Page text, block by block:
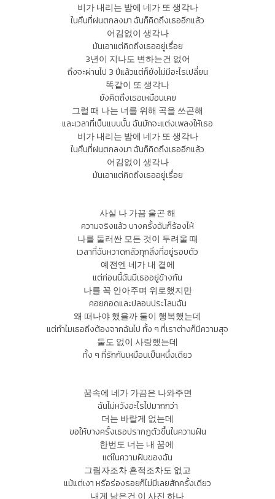
비가 내리는 밤에 네가 또 생각나
ในคืนที่ฝนตกลงมา ฉันก็คิดถึงเธออีกแล้ว
어김없이 생각나
มันเอาแต่คิดถึงเธออยู่เรื่อย
3년이 지나도 변하는건 없어
ถึงจะผ่านไป 3 ปีแล้วแต่ก็ยังไม่มีอะไรเปลี่ยน
똑같이 또 생각나
ยังคิดถึงเธอเหมือนเคย
그럴 때 나는 너를 위해 곡을 쓰곤해
และเวลาที่เป็นแบบนั้น ฉันมักจะแต่งเพลงให้เธอ
비가 내리는 밤에 네가 또 생각나
ในคืนที่ฝนตกลงมา ฉันก็คิดถึงเธออีกแล้ว
어김없이 생각나
มันเอาแต่คิดถึงเธออยู่เรื่อย
사실 나 가끔 울곤 해
ความจริงแล้ว บางครั้งฉันก็ร้องไห้
나를 둘러싼 모든 것이 두려울 때
เวลาที่ฉันหวาดกลัวทุกสิ่งที่อยู่รอบตัว
예전엔 네가 내 곁에
แต่ก่อนนี้ฉันมีเธออยู่ข้างกัน
나를 꼭 안아주며 위로했지만
คอยกอดและปลอบประโลมฉัน
왜 떠나야 했을까 둘이 행복했는데
แต่ทำไมเธอถึงต้องจากฉันไป ทั้ง ๆ ที่เราต่างก็มีความสุจ
둘도 없이 사랑했는데
ทั้ง ๆ ที่รักกันเหมือนเป็นหนึ่งเดียว
꿈속에 네가 가끔은 나와주면
ฉันไม่หวังอะไรไปมากกว่า
더는 바랄게 없는데
ขอให้บางครั้งเธอปรากฏตัวขึ้นในความฝัน
한번도 너는 내 꿈에
แต่ในความฝันของฉัน
그림자조차 흔적조차도 없고
แม้แต่เงา หรือร่องรอยก็ไม่มีเลยสักครั้งเดียว
내게 남은건 이 사진 하나